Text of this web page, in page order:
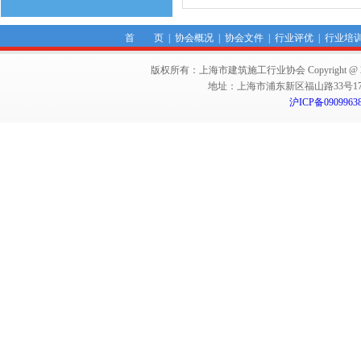
首 页| 协会概况| 协会文件| 行业评优| 行业培
版权所有：上海市建筑施工行业协会 Copyright @
地址：上海市浦东新区福山路33号
沪ICP备